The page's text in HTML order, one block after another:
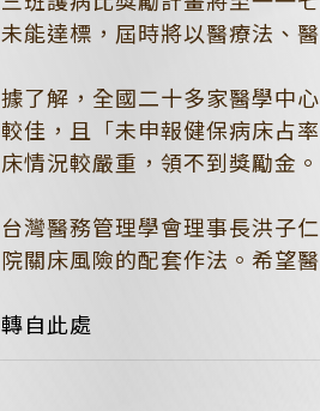
未能達標，屆時將以醫療法、
據了解，全國二十多家醫學中
較佳，且「未申報健保病床占
床情況較嚴重，領不到獎勵金。
台灣醫務管理學會理事長洪子
院關床風險的配套作法。希望
轉自此處